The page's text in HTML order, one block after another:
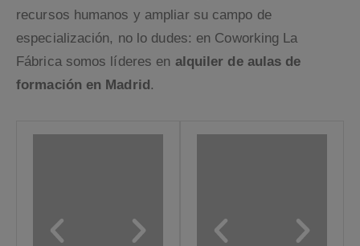
recursos humanos y ampliar su campo de
especialización, no lo dudes: en Coworking La
Fábrica somos líderes en alquiler de aulas de
formación en Madrid.